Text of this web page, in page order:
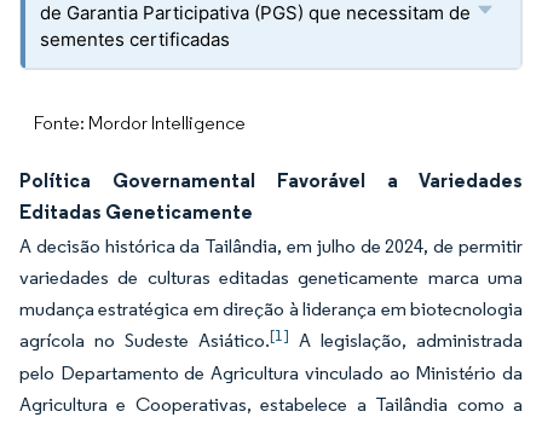
de Garantia Participativa (PGS) que necessitam de
sementes certificadas
Fonte: Mordor Intelligence
Política Governamental Favorável a Variedades
Editadas Geneticamente
A decisão histórica da Tailândia, em julho de 2024, de permitir
variedades de culturas editadas geneticamente marca uma
mudança estratégica em direção à liderança em biotecnologia
agrícola no Sudeste Asiático.[1] A legislação, administrada
pelo Departamento de Agricultura vinculado ao Ministério da
Agricultura e Cooperativas, estabelece a Tailândia como a